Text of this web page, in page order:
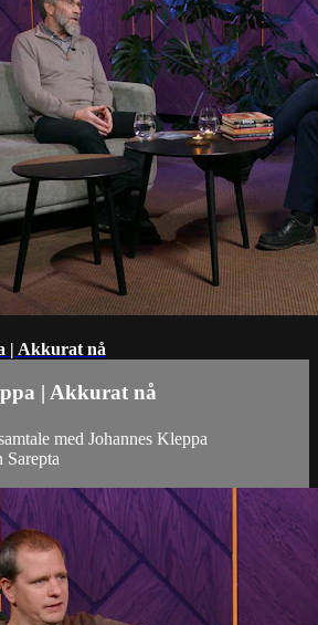
| Akkurat nå
| Akkurat nå
med Johannes Kleppa
Sarepta